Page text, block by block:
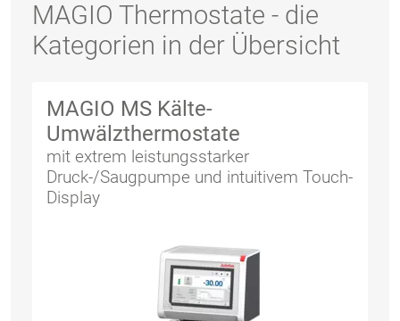
MAGIO Thermostate - die
Kategorien in der Übersicht
MAGIO MS Kälte-
Umwälzthermostate
mit extrem leistungsstarker
Druck-/Saugpumpe und intuitivem Touch-
Display